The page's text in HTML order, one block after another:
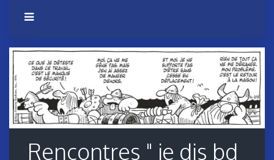
Rencontres " je dis bd